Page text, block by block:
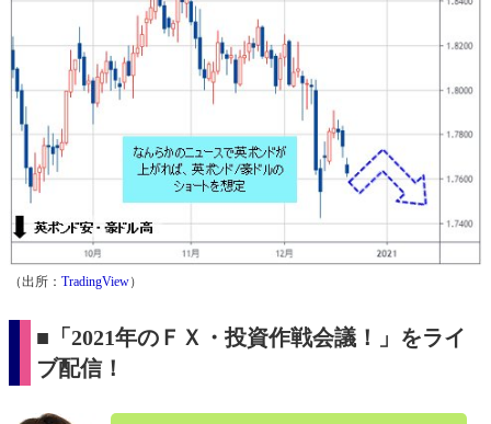
（出所： TradingView）
■「2021年のＦＸ・投資作戦会議！」をライ
ブ配信！